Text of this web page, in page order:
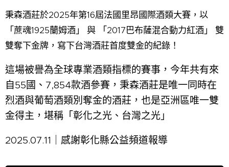
秉森酒莊於2025年第16屆法國里昂國際酒類大賽 ，以
「蔗魂1925蘭姆酒」
與 「2017巴布薩混合動力紅酒」
雙
雙奪下金牌，寫下台灣酒莊首度雙金的紀錄！
這場被譽為全球專業酒類指標的賽事，今年共有來
自55國、7,854款酒參賽，秉森酒莊是唯一同時在
烈酒與葡萄酒類別奪金的酒莊，也是亞洲區唯一雙
金得主，堪稱「彰化之光、台灣之光」
2025.07.11｜感謝彰化縣公益頻道報導